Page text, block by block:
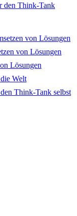
Think-Tank
von Lösungen
von Lösungen
Lösungen
Welt
Think-Tank selbst